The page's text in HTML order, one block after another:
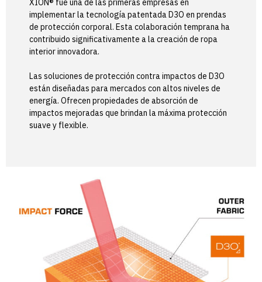
XION® fue una de las primeras empresas en
implementar la tecnología patentada D3O en prendas
de protección corporal. Esta colaboración temprana ha
contribuido significativamente a la creación de ropa
interior innovadora.
Las soluciones de protección contra impactos de D3O
están diseñadas para mercados con altos niveles de
energía. Ofrecen propiedades de absorción de
impactos mejoradas que brindan la máxima protección
suave y flexible.